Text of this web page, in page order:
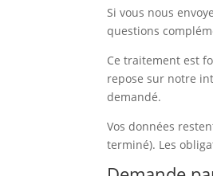
Si vous nous
questions
Ce traitement est
repose sur notre
demandé.
Vos données
terminé). Les